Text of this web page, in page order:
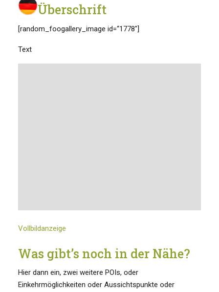
Überschrift
[random_foogallery_image id=“1778″]
Text
Vollbildanzeige
Was gibt’s noch in der Nähe?
Hier dann ein, zwei weitere POIs, oder
Einkehrmöglichkeiten oder Aussichtspunkte oder